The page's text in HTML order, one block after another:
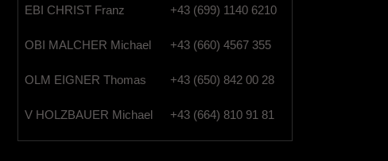
EBI CHRIST Franz +43 (699) 1140 6210
OBI MALCHER Michael +43 (660) 4567 355
OLM EIGNER Thomas +43 (650) 842 00 28
V HOLZBAUER Michael +43 (664) 810 91 81